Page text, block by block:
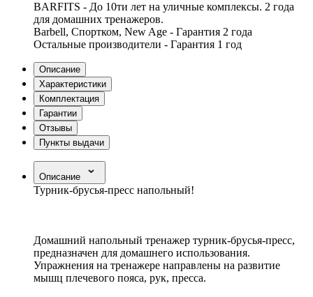
BARFITS - До 10ти лет на уличные комплексы. 2 года
для домашних тренажеров.
Barbell, Спортком, New Age - Гарантия 2 года
Остальные производители - Гарантия 1 год
Описание
Характеристики
Комплектация
Гарантии
Отзывы
Пункты выдачи
Описание
Турник-брусья-пресс напольный!
Домашний напольный тренажер турник-брусья-пресс,
предназначен для домашнего использования.
Упражнения на тренажере направлены на развитие
мышц плечевого пояса, рук, пресса.